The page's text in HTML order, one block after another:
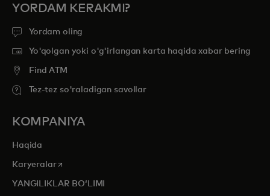
YORDAM KERAKMI?
Yordam oling
Yo'qolgan yoki o'g'irlangan karta haqida xabar bering
Find ATM
Tez-tez so'raladigan savollar
KOMPANIYA
Haqida
Karyeralaropens in a new tab
YANGILIKLAR BOʻLIMI